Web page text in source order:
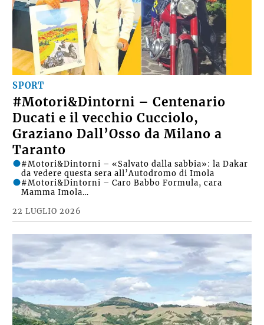
SPORT
#Motori&Dintorni – Centenario
Ducati e il vecchio Cucciolo,
Graziano Dall’Osso da Milano a
Taranto
22 LUGLIO 2026
#Motori&Dintorni – «Salvato dalla sabbia»: la Dakar
da vedere questa sera all’Autodromo di Imola
#Motori&Dintorni – Caro Babbo Formula, cara
Mamma Imola…